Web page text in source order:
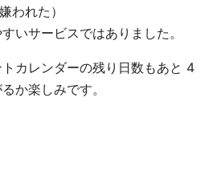
われた）
いサービスではありました。
カレンダーの残り日数もあと 4
か楽しみです。